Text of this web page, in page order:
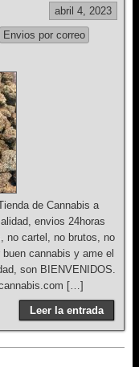
abril 4, 2023
Envios por correo
de Cannabis a
envios 24horas
no cartel, no brutos, no
cannabis y ame el
son BIENVENIDOS.
[…]
Leer la entrada